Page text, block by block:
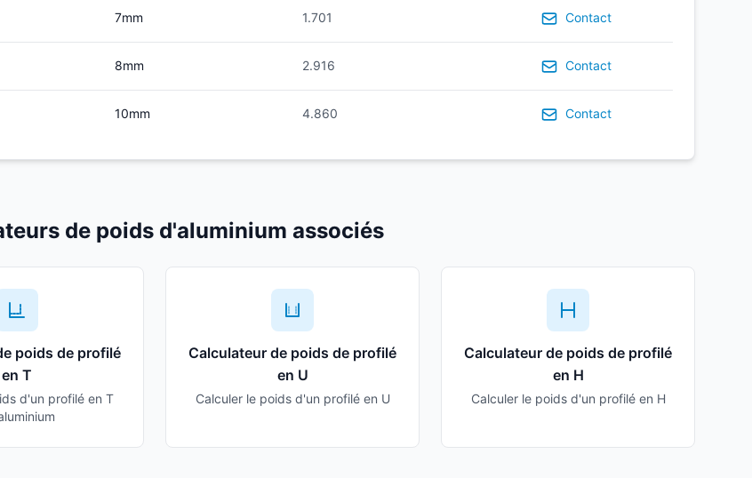
7mm 1.701 Contact
8mm 2.916 Contact
10mm 4.860 Contact
de poids d'aluminium associés
poids de profilé
en T
d'un profilé en T
Calculateur de poids de profilé
en U
Calculer le poids d'un profilé en U
Calculateur de poids de profilé
en H
Calculer le poids d'un profilé en H